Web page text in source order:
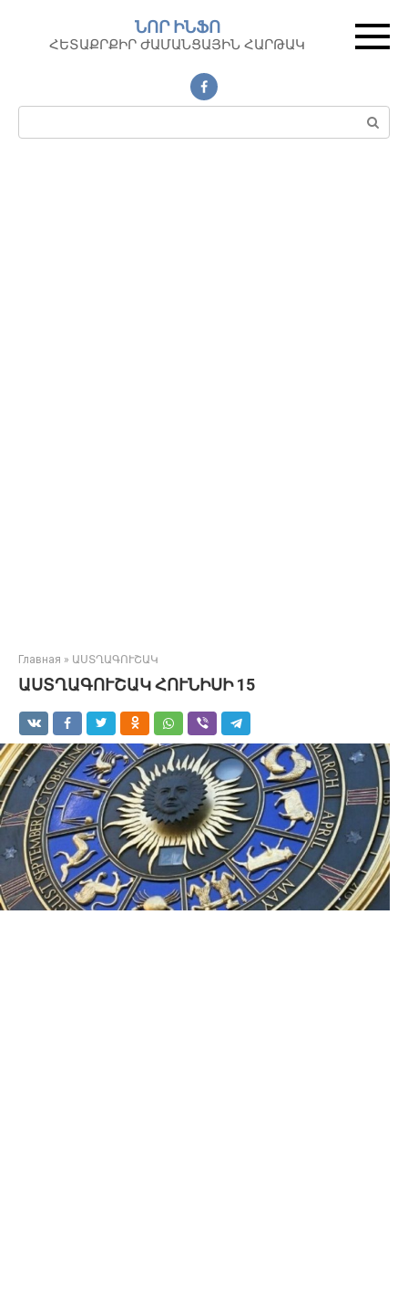
контенту
ՆՈՐ ԻՆՖՈ
ՀԵՏԱՔՐՔԻՐ ԺԱՄԱՆՑԱՅԻՆ ՀԱՐԹԱԿ
Поиск:
Главная » ԱՍՏՂԱԳՈՒՇԱԿ
ԱՍՏՂԱԳՈՒՇԱԿ ՀՈՒՆԻՍԻ 15